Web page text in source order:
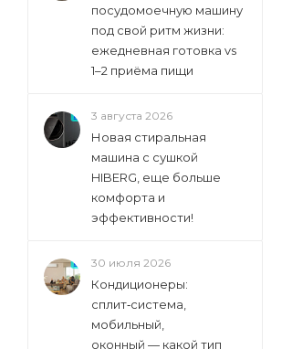
Krona ( 0)
Kronasteel (
Kuppersberg (0)
Leran (0)
Lex (0)
Lg (0)
Luxdorf (0)
Maunfeld (1)
)
Miele (0)
посудомоечную машину
под свой ритм жизни:
ежедневная готовка vs
1–2 приёма пищи
3 августа 2026
Новая стиральная
машина с сушкой
HIBERG, еще больше
комфорта и
эффективности!
30 июля 2026
Кондиционеры:
сплит‑система,
мобильный,
оконный — какой тип